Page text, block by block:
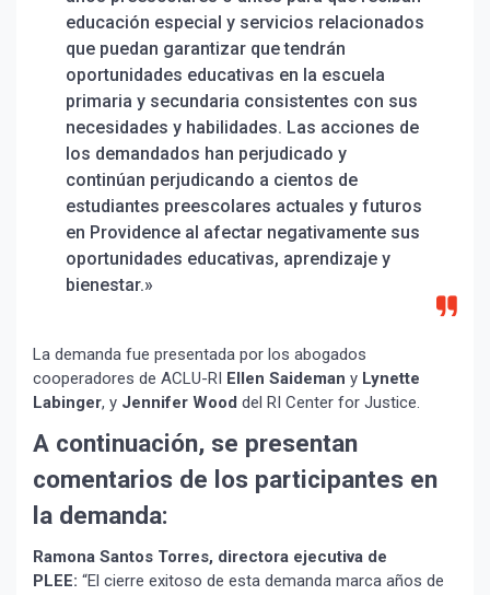
educación especial y servicios relacionados
que puedan garantizar que tendrán
oportunidades educativas en la escuela
primaria y secundaria consistentes con sus
necesidades y habilidades. Las acciones de
los demandados han perjudicado y
continúan perjudicando a cientos de
estudiantes preescolares actuales y futuros
en Providence al afectar negativamente sus
oportunidades educativas, aprendizaje y
bienestar.»
La demanda fue presentada por los abogados
cooperadores de ACLU-RI
Ellen Saideman y Lynette
Labinger, y Jennifer Wood del RI Center for Justice.
A continuación, se presentan
comentarios de los participantes en
la demanda:
Ramona Santos Torres, directora ejecutiva de
PLEE: “El cierre exitoso de esta demanda marca años de